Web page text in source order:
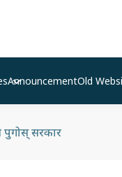
AnnouncementOld
पुगोस् सरकार